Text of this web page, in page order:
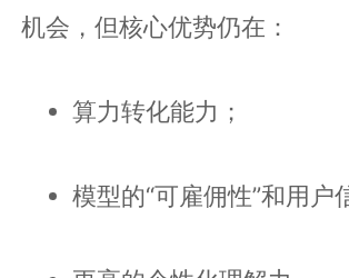
机会，但核心优势仍在：
算力转化能力；
模型的“可雇佣性”和用户